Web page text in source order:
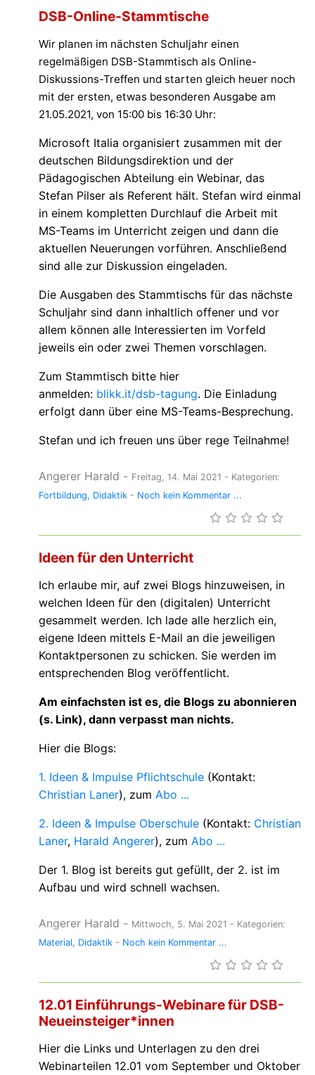
DSB-Online-Stammtische
Wir planen im nächsten Schuljahr einen
regelmäßigen DSB-Stammtisch als Online-
Diskussions-Treffen und starten gleich heuer noch
mit der ersten, etwas besonderen Ausgabe am
21.05.2021, von 15:00 bis 16:30 Uhr:
Microsoft Italia organisiert zusammen mit der
deutschen Bildungsdirektion und der
Pädagogischen Abteilung ein Webinar, das
Stefan Pilser als Referent hält. Stefan wird einmal
in einem kompletten Durchlauf die Arbeit mit
MS-Teams im Unterricht zeigen und dann die
aktuellen Neuerungen vorführen. Anschließend
sind alle zur Diskussion eingeladen.
Die Ausgaben des Stammtischs für das nächste
Schuljahr sind dann inhaltlich offener und vor
allem können alle Interessierten im Vorfeld
jeweils ein oder zwei Themen vorschlagen.
Zum Stammtisch bitte hier
anmelden: blikk.it/dsb-tagung. Die Einladung
erfolgt dann über eine MS-Teams-Besprechung.
Stefan und ich freuen uns über rege Teilnahme!
Angerer Harald - Freitag, 14. Mai 2021 - Kategorien:
Fortbildung
Didaktik - Noch kein Kommentar ...
Ideen für den Unterricht
Ich erlaube mir, auf zwei Blogs hinzuweisen, in
welchen Ideen für den (digitalen) Unterricht
gesammelt werden. Ich lade alle herzlich ein,
eigene Ideen mittels E-Mail an die jeweiligen
Kontaktpersonen zu schicken. Sie werden im
entsprechenden Blog veröffentlicht.
Am einfachsten ist es, die Blogs zu abonnieren
(s. Link), dann verpasst man nichts.
Hier die Blogs:
1. Ideen & Impulse Pflichtschule (Kontakt:
Christian Laner), zum Abo ...
2. Ideen & Impulse Oberschule (Kontakt: Christian
Laner, Harald Angerer), zum Abo ...
Der 1. Blog ist bereits gut gefüllt, der 2. ist im
Aufbau und wird schnell wachsen.
Angerer Harald - Mittwoch, 5. Mai 2021 - Kategorien:
Material
Didaktik - Noch kein Kommentar ...
12.01 Einführungs-Webinare für DSB-
Neueinsteiger*innen
Hier die Links und Unterlagen zu den drei
Webinarteilen 12.01 vom September und Oktober